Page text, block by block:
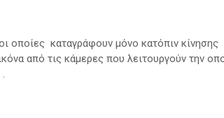
οποίες καταγράφουν μόνο κατόπιν
από τις κάμερες που λειτουργούν την